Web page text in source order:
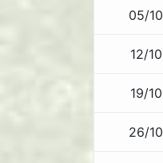
05/10
12/10
19/10
26/10